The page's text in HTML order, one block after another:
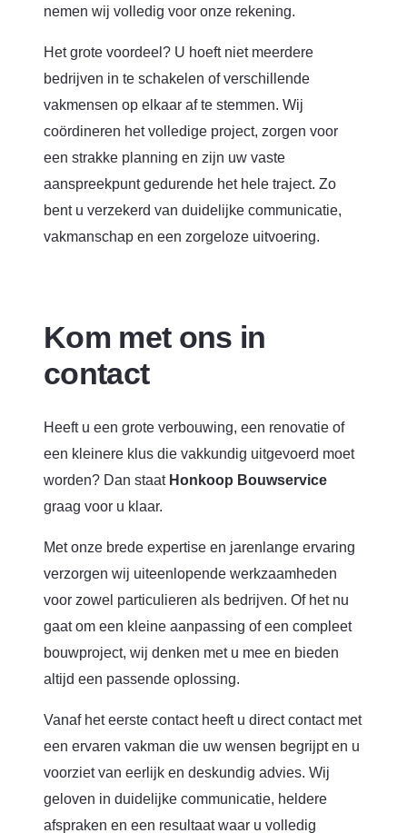
nemen wij volledig voor onze rekening.
Het grote voordeel? U hoeft niet meerdere
bedrijven in te schakelen of verschillende
vakmensen op elkaar af te stemmen. Wij
coördineren het volledige project, zorgen voor
een strakke planning en zijn uw vaste
aanspreekpunt gedurende het hele traject. Zo
bent u verzekerd van duidelijke communicatie,
vakmanschap en een zorgeloze uitvoering.
Kom met ons in
contact
Heeft u een grote verbouwing, een renovatie of
een kleinere klus die vakkundig uitgevoerd moet
worden? Dan staat Honkoop Bouwservice
graag voor u klaar.
Met onze brede expertise en jarenlange ervaring
verzorgen wij uiteenlopende werkzaamheden
voor zowel particulieren als bedrijven. Of het nu
gaat om een kleine aanpassing of een compleet
bouwproject, wij denken met u mee en bieden
altijd een passende oplossing.
Vanaf het eerste contact heeft u direct contact met
een ervaren vakman die uw wensen begrijpt en u
voorziet van eerlijk en deskundig advies. Wij
geloven in duidelijke communicatie, heldere
afspraken en een resultaat waar u volledig
Bouwservice